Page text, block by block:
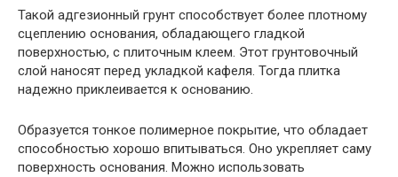
Такой адгезионный грунт способствует более плотному
сцеплению основания, обладающего гладкой
поверхностью, с плиточным клеем. Этот грунтовочный
слой наносят перед укладкой кафеля. Тогда плитка
надежно приклеивается к основанию.
Образуется тонкое полимерное покрытие, что обладает
способностью хорошо впитываться. Оно укрепляет саму
поверхность основания. Можно использовать